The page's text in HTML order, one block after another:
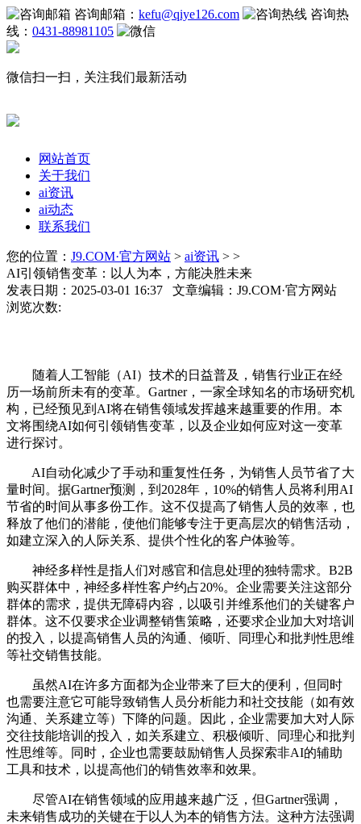
咨询邮箱： kefu@qiye126.com
咨询热
线： 0431-88981105
微信扫一扫，关注我们最新活动
网站首页
关于我们
ai资讯
ai动态
联系我们
您的位置： J9.COM·官方网站 > ai资讯 > >
AI引领销售变革：以人为本，方能决胜未来
发表日期：2025-03-01 16:37 文章编辑：J9.COM·官方网站
浏览次数:
随着人工智能（AI）技术的日益普及，销售行业正在经
历一场前所未有的变革。Gartner，一家全球知名的市场研究机
构，已经预见到AI将在销售领域发挥越来越重要的作用。本
文将围绕AI如何引领销售变革，以及企业如何应对这一变革
进行探讨。
AI自动化减少了手动和重复性任务，为销售人员节省了大
量时间。据Gartner预测，到2028年，10%的销售人员将利用AI
节省的时间从事多份工作。这不仅提高了销售人员的效率，也
释放了他们的潜能，使他们能够专注于更高层次的销售活动，
如建立深入的人际关系、提供个性化的客户体验等。
神经多样性是指人们对感官和信息处理的独特需求。B2B
购买群体中，神经多样性客户约占20%。企业需要关注这部分
群体的需求，提供无障碍内容，以吸引并维系他们的关键客户
群体。这不仅要求企业调整销售策略，还要求企业加大对培训
的投入，以提高销售人员的沟通、倾听、同理心和批判性思维
等社交销售技能。
虽然AI在许多方面都为企业带来了巨大的便利，但同时
也需要注意它可能导致销售人员分析能力和社交技能（如有效
沟通、关系建立等）下降的问题。因此，企业需要加大对人际
交往技能培训的投入，如关系建立、积极倾听、同理心和批判
性思维等。同时，企业也需要鼓励销售人员探索非AI的辅助
工具和技术，以提高他们的销售效率和效果。
尽管AI在销售领域的应用越来越广泛，但Gartner强调，
未来销售成功的关键在于以人为本的销售方法。这种方法强调